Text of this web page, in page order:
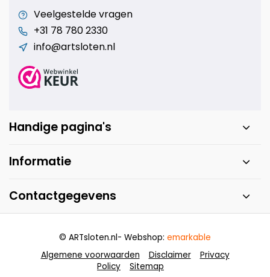
Veelgestelde vragen
+31 78 780 2330
info@artsloten.nl
Handige pagina's
Informatie
Contactgegevens
Algemene voorwaarden Disclaimer
Privacy
Policy
Sitemap
© ARTsloten.nl- Webshop: emarkable